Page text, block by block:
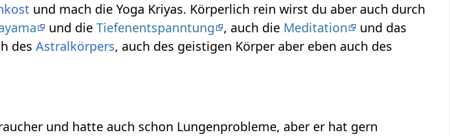
und mach die Yoga Kriyas. Körperlich rein wirst du aber auch durch
und dieTiefenentspanntung , auch die Meditation
und das
desAstralkörpers, auch des geistigen Körper aber eben auch des
und hatte auch schon Lungenprobleme, aber er hat gern